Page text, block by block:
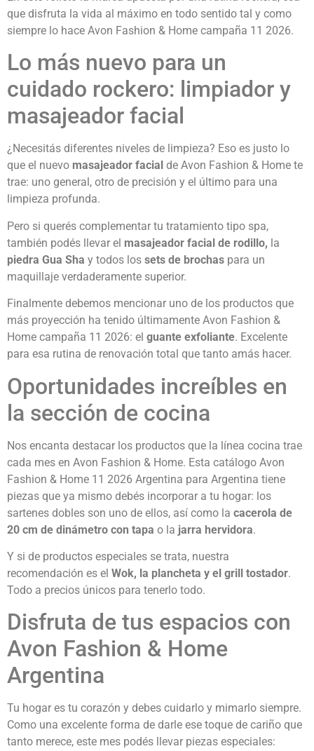
que disfruta la vida al máximo en todo sentido tal y como
siempre lo hace Avon Fashion & Home campaña 11 2026.
Lo más nuevo para un
cuidado rockero: limpiador y
masajeador facial
¿Necesitás diferentes niveles de limpieza? Eso es justo lo
que el nuevo masajeador facial de Avon Fashion & Home te
trae: uno general, otro de precisión y el último para una
limpieza profunda.
Pero si querés complementar tu tratamiento tipo spa,
también podés llevar el masajeador facial de rodillo, la
piedra Gua Sha y todos los sets de brochas para un
maquillaje verdaderamente superior.
Finalmente debemos mencionar uno de los productos que
más proyección ha tenido últimamente Avon Fashion &
Home campaña 11 2026: el guante exfoliante. Excelente
para esa rutina de renovación total que tanto amás hacer.
Oportunidades increíbles en
la sección de cocina
Nos encanta destacar los productos que la línea cocina trae
cada mes en Avon Fashion & Home. Esta catálogo Avon
Fashion & Home 11 2026 Argentina para Argentina tiene
piezas que ya mismo debés incorporar a tu hogar: los
sartenes dobles son uno de ellos, así como la cacerola de
20 cm de dinámetro con tapa o la jarra hervidora.
Y si de productos especiales se trata, nuestra
recomendación es el Wok, la plancheta y el grill tostador.
Todo a precios únicos para tenerlo todo.
Disfruta de tus espacios con
Avon Fashion & Home
Argentina
Tu hogar es tu corazón y debes cuidarlo y mimarlo siempre.
Como una excelente forma de darle ese toque de cariño que
tanto merece, este mes podés llevar piezas especiales: